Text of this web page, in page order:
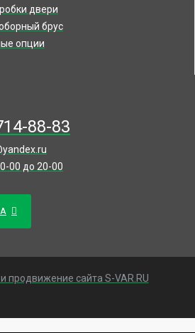
двери
брус
опции
88-83
00 до 20-00
продвижение сайта S-VAR.RU